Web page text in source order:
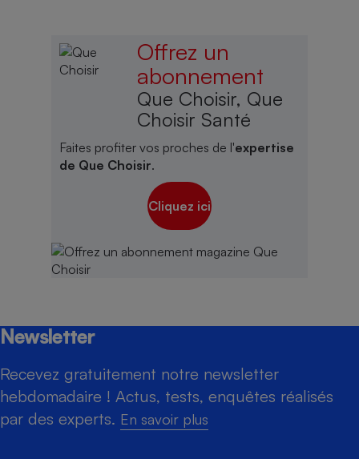
Offrez un
abonnement
Que Choisir, Que
Choisir Santé
Faites profiter vos proches de l'expertise
de Que Choisir.
Cliquez ici
Newsletter
Recevez gratuitement notre newsletter
hebdomadaire ! Actus, tests, enquêtes réalisés
par des experts. En savoir plus